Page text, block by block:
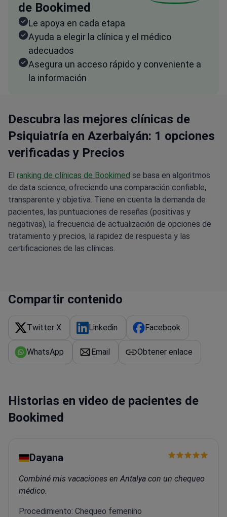
de Bookimed
Le apoya en cada etapa
Ayuda a elegir la clínica y el médico
adecuados
Asegura un acceso rápido y conveniente a
la información
Descubra las mejores clínicas de
Psiquiatría en Azerbaiyán: 1 opciones
verificadas y Precios
El ranking de clínicas de Bookimed se basa en algoritmos
de data science, ofreciendo una comparación confiable,
transparente y objetiva. Tiene en cuenta la demanda de
pacientes, las puntuaciones de reseñas (positivas y
negativas), la frecuencia de actualización de opciones de
tratamiento y precios, la rapidez de respuesta y las
certificaciones de las clínicas.
Compartir contenido
Twitter X Linkedin Facebook
WhatsApp Email Obtener enlace
Historias en video de pacientes de
Bookimed
Dayana
Combiné mis vacaciones en Antalya con un chequeo
médico.
Procedimiento: Chequeo femenino